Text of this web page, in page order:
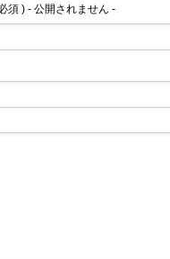
須 ) - 公開されません -